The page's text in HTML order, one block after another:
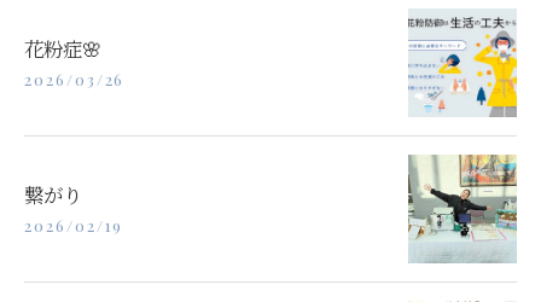
花粉症🌸
2026/03/26
繋がり
2026/02/19